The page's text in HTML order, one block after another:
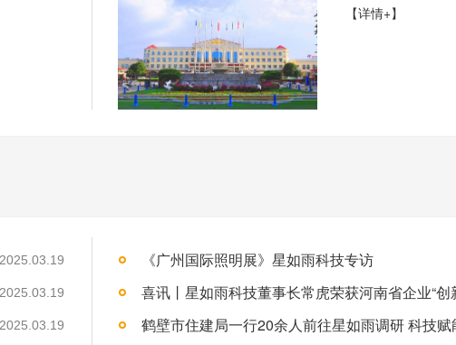
【详情+】
2025.03.19
2025.03.19
2025.03.19
《广州国际照明展》星如雨科技专访